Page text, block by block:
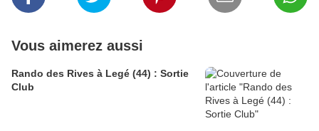
Vous aimerez aussi
Rando des Rives à Legé (44) : Sortie
Club